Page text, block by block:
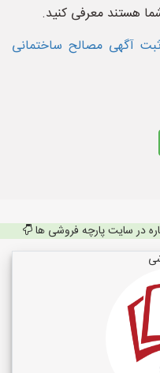
هستند معرفی کنید.
آگهی مصالح ساختمانی
در سایت پارچه فروشی ها